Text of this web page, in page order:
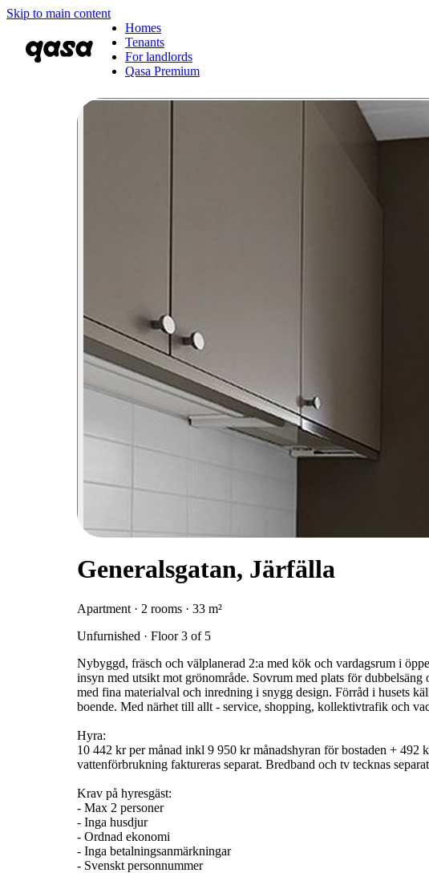
Skip to main content
Homes
Tenants
For landlords
Qasa Premium
Generalsgatan, Järfälla
Apartment · 2 rooms · 33 m²
Unfurnished · Floor 3 of 5
Nybyggd, fräsch och välplanerad 2:a med kök och vardagsrum i
insyn med utsikt mot grönområde. Sovrum med plats för
med fina materialval och inredning i snygg design. Förråd i husets
boende. Med närhet till allt - service, shopping, kollektivtrafik och
Hyra:
10 442 kr per månad inkl 9 950 kr månadshyran för bostaden +
vattenförbrukning faktureras separat. Bredband och tv tecknas
Krav på hyresgäst:
- Max 2 personer
- Inga husdjur
- Ordnad ekonomi
- Inga betalningsanmärkningar
- Svenskt personnummer